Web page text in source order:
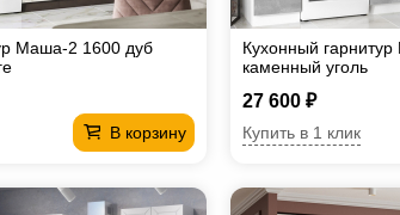
Маша-2 1600 дуб
В корзину
Кухонный
каменный уголь
27 600 ₽
Купить в 1 клик